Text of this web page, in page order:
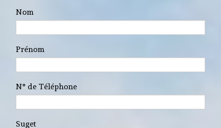
Nom
Prénom
N° de Téléphone
Suget